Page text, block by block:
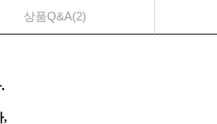
상품Q&A(2)
,